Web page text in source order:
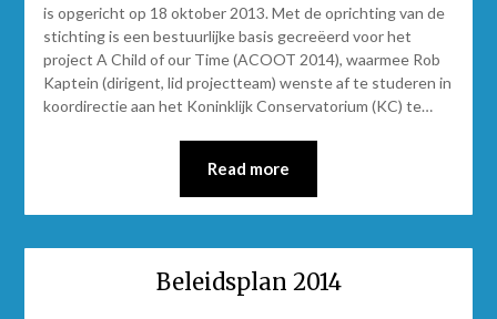
is opgericht op 18 oktober 2013. Met de oprichting van de
stichting is een bestuurlijke basis gecreëerd voor het
project A Child of our Time (ACOOT 2014), waarmee Rob
Kaptein (dirigent, lid projectteam) wenste af te studeren in
koordirectie aan het Koninklijk Conservatorium (KC) te…
Read more
Beleidsplan 2014